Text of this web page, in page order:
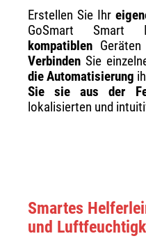
Erstellen Sie Ihr
GoSmart Smart
kompatiblen
Verbinden Sie
die Automatisierung
Sie sie aus der
lokalisierten und
Smartes
und